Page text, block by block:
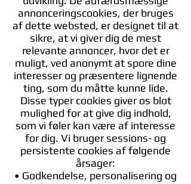
annonceringscookies, der bruges
af dette websted, er designet til at
sikre, at vi giver dig de mest
relevante annoncer, hvor det er
muligt, ved anonymt at spore dine
interesser og præsentere lignende
ting, som du måtte kunne lide.
Disse typer cookies giver os blot
mulighed for at give dig indhold,
som vi føler kan være af interesse
for dig. Vi bruger sessions- og
persistente cookies af følgende
årsager:
• Godkendelse, personalisering og